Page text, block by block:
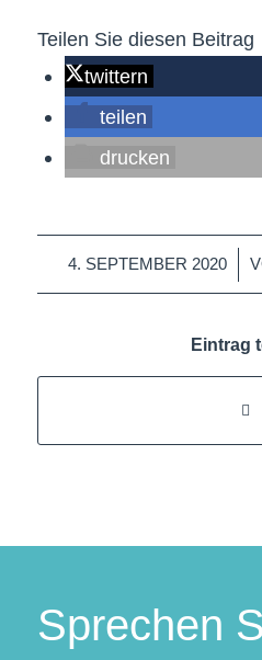
Teilen Sie diesen Beitrag
twittern
teilen
drucken
4. SEPTEMBER 2020
/
Eintrag
Sprechen